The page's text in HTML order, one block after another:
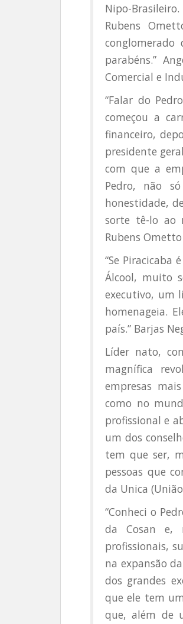
Nipo-Brasileiro.
Rubens
parabéns.”
Comercial e
“Falar do
começou a
financeiro,
presidente
com que a
Pedro, não
honestidade,
sorte tê-lo ao
Rubens
“Se Piracicaba
Álcool, muito
executivo, um
homenageia.
país.” Barjas
Líder nato,
magnífica
empresas
como no
profissional e
um dos
tem que ser,
pessoas que
da Unica
“Conheci o
da Cosan e,
profissionais,
na expansão
dos grandes
que ele tem
que, além de